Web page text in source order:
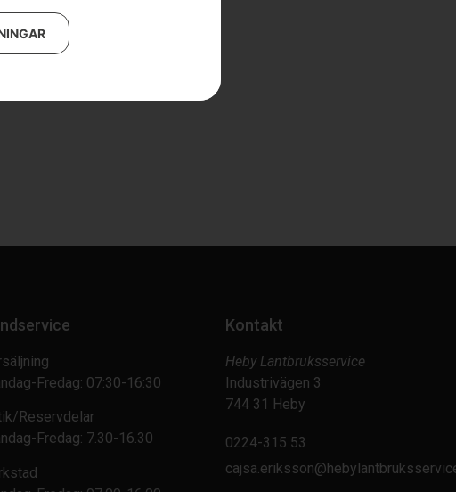
Fredag: 07:30-16:30
Reservdelar
Fredag: 7.30-16.30
Kontakt
Heby Lantbruksservice
Industrivägen 3
744 31 Heby
0224-315 53